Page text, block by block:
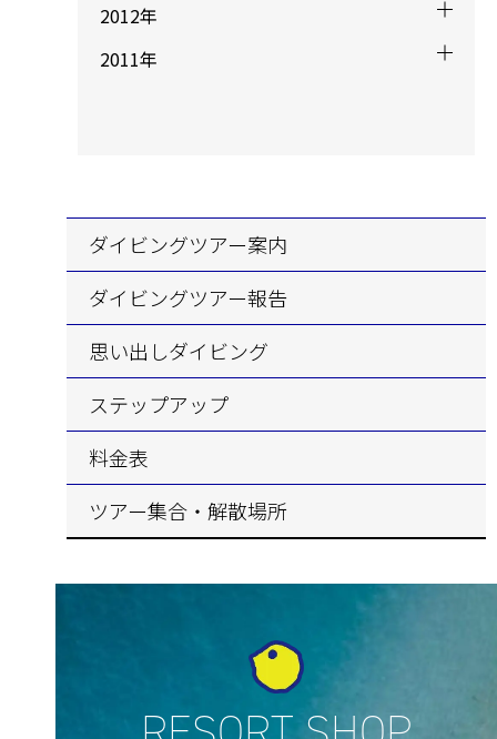
2012年
2011年
ダイビングツアー案内
ダイビングツアー報告
思い出しダイビング
ステップアップ
料金表
ツアー集合・解散場所